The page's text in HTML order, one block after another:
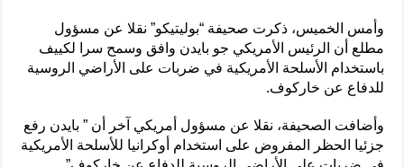
وأمس الخميس، ذكرت صحيفة “بوليتيكو” نقلا عن مسؤول
مطلع أن الرئيس الأمريكي جو بايدن وافق وسمح سرا لكييف
باستخدام الأسلحة الأمريكية في ضربات على الأراضي الروسية
للدفاع عن خاركوف.
وأضافت الصحيفة، نقلا عن مسؤول أمريكي آخر أن ” بايدن رفع
جزئيا الحظر المفروض على استخدام أوكرانيا للأسلحة الأمريكية